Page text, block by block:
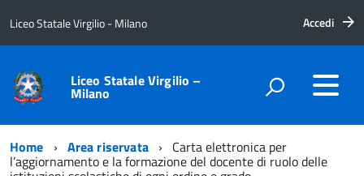
Liceo Statale Virgilio - Milano Accedi
Liceo Statale Virgilio –
Milano
Home Area riservata Carta elettronica per
l’aggiornamento e la formazione del docente di ruolo delle